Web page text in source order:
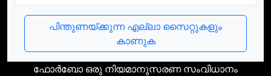
പിന്തുണയ്ക്കുന്ന എല്ലാ സൈറ്റുകളും
കാണുക
ഫോര്‍ബോ ഒരു നിയമാനുസരണ സംവിധാനം